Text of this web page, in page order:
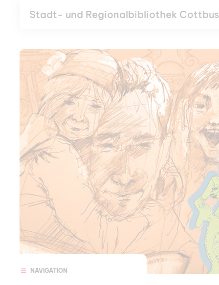
Stadt- und Regionalbibliothek Cottbus
NAVIGATION